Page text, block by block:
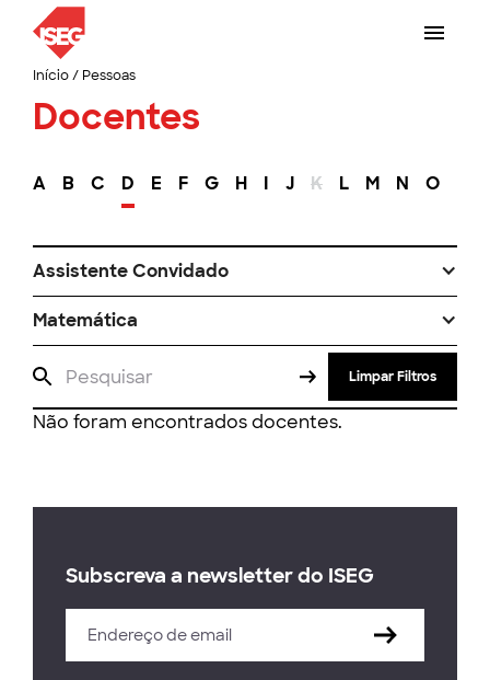
Início/ Pessoas
Docentes
A B C D E F G H I J K L M N O
Assistente Convidado
Matemática
Limpar Filtros
Não foram encontrados docentes.
Subscreva a newsletter do ISEG